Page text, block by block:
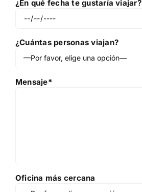
¿En qué fecha te gustaría viajar?
¿Cuántas personas viajan?
Mensaje*
Oficina más cercana